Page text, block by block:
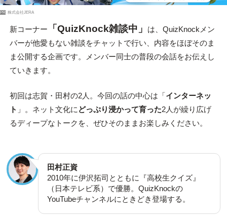
PR 株式会社JERA
新コーナー 「QuizKnock雑談中」
は、QuizKnockメン
バーが他愛もない雑談をチャットで行い、内容をほぼそのま
ま公開する企画です。メンバー同士の普段の会話をお伝えし
ていきます。
初回は志賀・田村の2人。今回の話の中心は「インターネッ
ト 」。ネット文化に どっぷり浸かって育った2人が繰り広げ
るディープなトークを、ぜひそのままお楽しみください。
田村正資
2010年に伊沢拓司とともに『高校生クイズ』
（日本テレビ系）で優勝。QuizKnockの
YouTubeチャンネルにときどき登場する。